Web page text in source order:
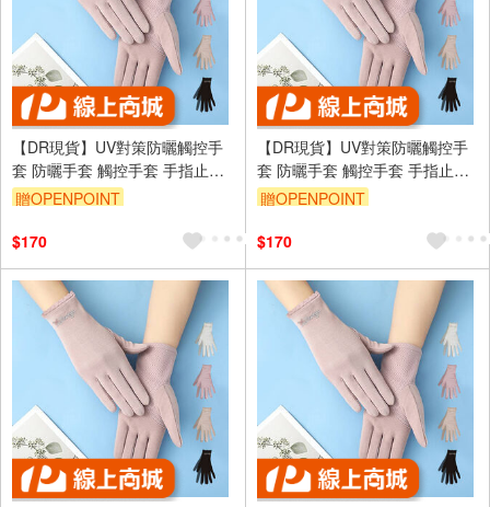
【DR現貨】UV對策防曬觸控手
套 防曬手套 觸控手套 手指止滑
DR6983-88 四季可戴
贈OPENPOINT
$170
【DR現貨】UV對策防曬觸控手
套 防曬手套 觸控手套 手指止滑
DR6983-88 四季可戴
贈OPENPOINT
$170